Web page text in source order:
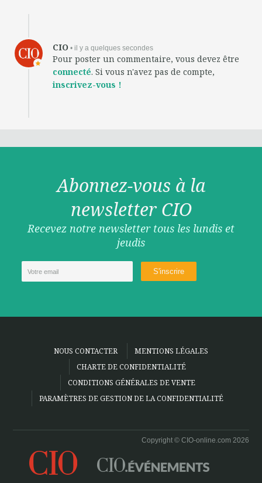
CIO • il y a quelques secondes
Pour poster un commentaire, vous devez être
connecté. Si vous n'avez pas de compte,
inscrivez-vous !
Abonnez-vous à la
newsletter CIO
Recevez notre newsletter tous les lundis et
jeudis
NOUS CONTACTER
MENTIONS LÉGALES
CHARTE DE CONFIDENTIALITÉ
CONDITIONS GÉNÉRALES DE VENTE
PARAMÈTRES DE GESTION DE LA CONFIDENTIALITÉ
Copyright © CIO-online.com 2026